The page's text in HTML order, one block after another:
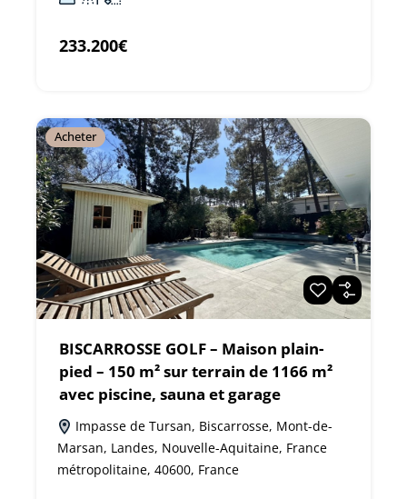
233.200€
Acheter
BISCARROSSE GOLF – Maison plain-
pied – 150 m² sur terrain de 1166 m²
avec piscine, sauna et garage
Impasse de Tursan, Biscarrosse, Mont-de-
Marsan, Landes, Nouvelle-Aquitaine, France
métropolitaine, 40600, France